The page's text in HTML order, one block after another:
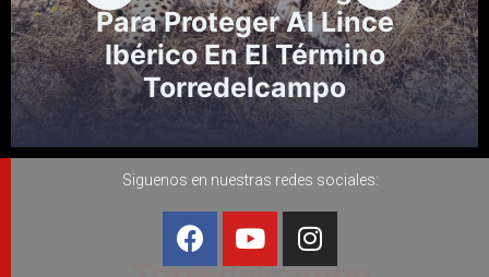
Para Proteger Al Lince
Ibérico En El Término
Torredelcampo
Siguenos en nuestras redes sociales: